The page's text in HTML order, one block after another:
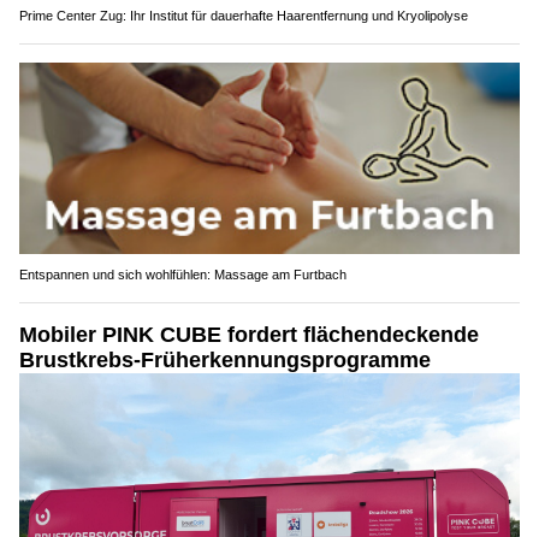
Prime Center Zug: Ihr Institut für dauerhafte Haarentfernung und Kryolipolyse
Entspannen und sich wohlfühlen: Massage am Furtbach
Mobiler PINK CUBE fordert flächendeckende
Brustkrebs-Früherkennungsprogramme